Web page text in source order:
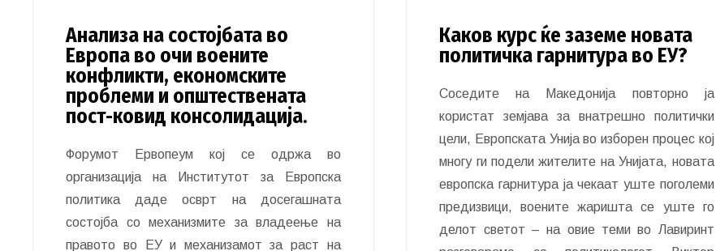
Анализа на состојбата во
Европа во очи воените
конфликти, економските
проблеми и општествената
пост-ковид консолидација.
Форумот Ервопеум кој се одржа во
организација на Институтот за Европска
политика даде осврт на досегашната
состојба со механизмите за владеење на
правото во ЕУ и механизамот за раст на
Каков курс ќе заземе новата
политичка гарнитура во ЕУ?
Соседите на Македонија повторно ја
користат земјава за внатрешно политички
цели, Европската Унија во изборен процес кој
многу ги подели жителите на Унијата, новата
европска гарнитура ја чекаат уште поголеми
предизвици, воените жаришта се уште го
делот светот – на овие теми во Лавиринт